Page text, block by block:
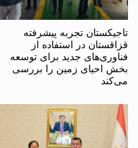
تاجیکستان تجربه پیشرفته
قزاقستان در استفاده از
فناوری‌های جدید برای توسعه
بخش احیای زمین را بررسی
می‌کند